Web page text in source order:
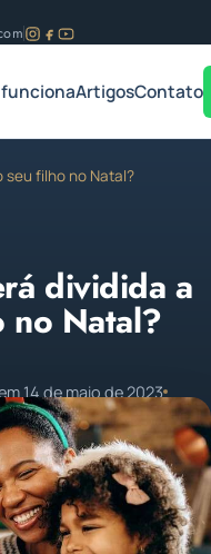
ArtigosContato
seu filho no Natal?
dividida a
no Natal?
14 de maio de 2023